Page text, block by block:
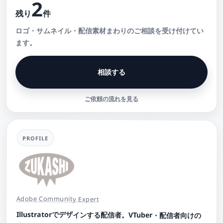
残り2件
ロゴ・サムネイル・配信素材まわりのご相談を受け付けてい
ます。
相談する
ご依頼の流れを見る
PROFILE
Adobe Community Expert
Illustratorでデザインする配信者。VTuber・配信者向けの